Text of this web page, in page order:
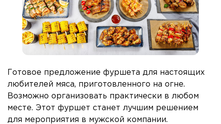
Готовое предложение фуршета для настоящих
любителей мяса, приготовленного на огне.
Возможно организовать практически в любом
месте. Этот фуршет станет лучшим решением
для мероприятия в мужской компании.